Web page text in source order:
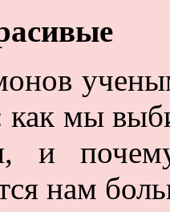
как мы
и
нам